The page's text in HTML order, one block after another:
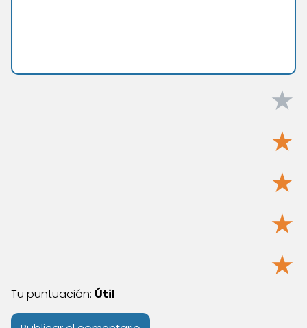
★
★
★
★
★
Tu puntuación: Útil